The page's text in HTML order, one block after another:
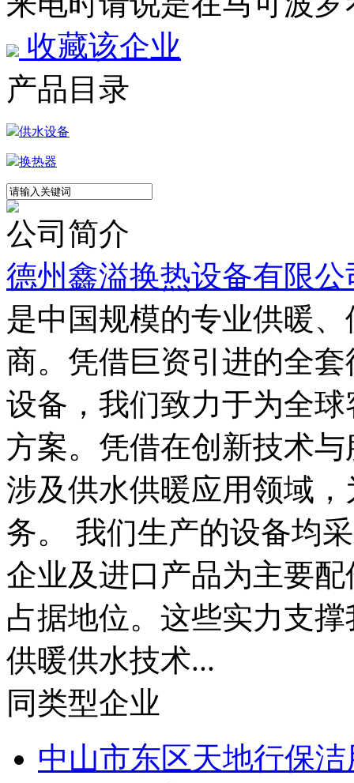
收藏该企业
产品目录
供水设备
换热器
公司简介
德州鑫溢换热设备有限公
是中国规模的专业供暖
商。凭借巨资引进的全
设备，我们致力于为全
方案。凭借在创新技术
涉及供水供暖应用领域
务。 我们生产的设备均
企业及进口产品为主要
占据地位。这些实力支
供暖供水技术...
同类型企业
中山市东区天地行保